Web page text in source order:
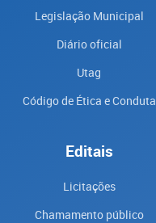
Legislação Municipal
Diário oficial
Utag
Código de Ética e Conduta
Editais
Licitações
Chamamento público